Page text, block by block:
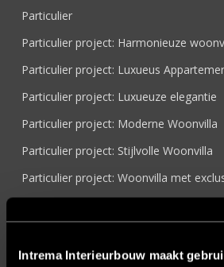
Intrema Interieurbouw maakt
Particulier
Particulier project: Harmonieuze
Particulier project: Luxueus
Particulier project: Luxueuze elegantie
Particulier project: Moderne Woonvilla
Particulier project: Stijlvolle Woonvilla
Particulier project: Woonvilla met
Samenwerken